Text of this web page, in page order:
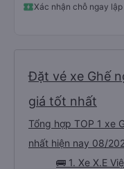
phường Hoa Lư đến Chùa
~20km, hãng nhiệt tình đưa
trung chuyển với khoảng
Xác nhận chỗ ngay
Đặt vé xe Ghế
giá tốt nhất
Tổng hợp TOP 1 xe
nhất hiện nay 08/
🚌 1. Xe X.E